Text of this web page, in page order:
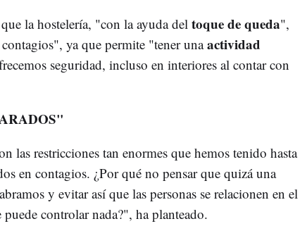
la hostelería, "con la ayuda del toque de queda",
ya que permite "tener unaactividad
seguridad, incluso en interiores al contar con
las restricciones tan enormes que hemos tenido hasta
en contagios. ¿Por qué no pensar que quizá una
y evitar así que las personas se relacionen en el
controlar nada?", ha planteado.